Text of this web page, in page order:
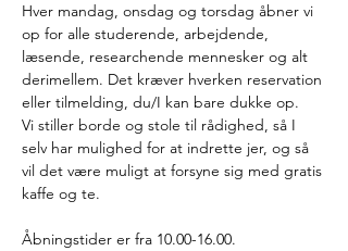
Hver mandag, onsdag og torsdag åbner vi
op for alle studerende, arbejdende,
læsende, researchende mennesker og alt
derimellem. Det kræver hverken reservation
eller tilmelding, du/I kan bare dukke op.
Vi stiller borde og stole til rådighed, så I
selv har mulighed for at indrette jer, og så
vil det være muligt at forsyne sig med gratis
kaffe og te.
Åbningstider er fra 10.00-16.00.